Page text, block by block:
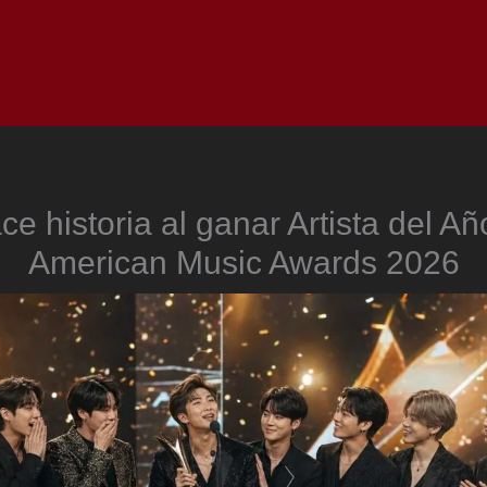
historia al ganar Artista del
American Music Awards 2026